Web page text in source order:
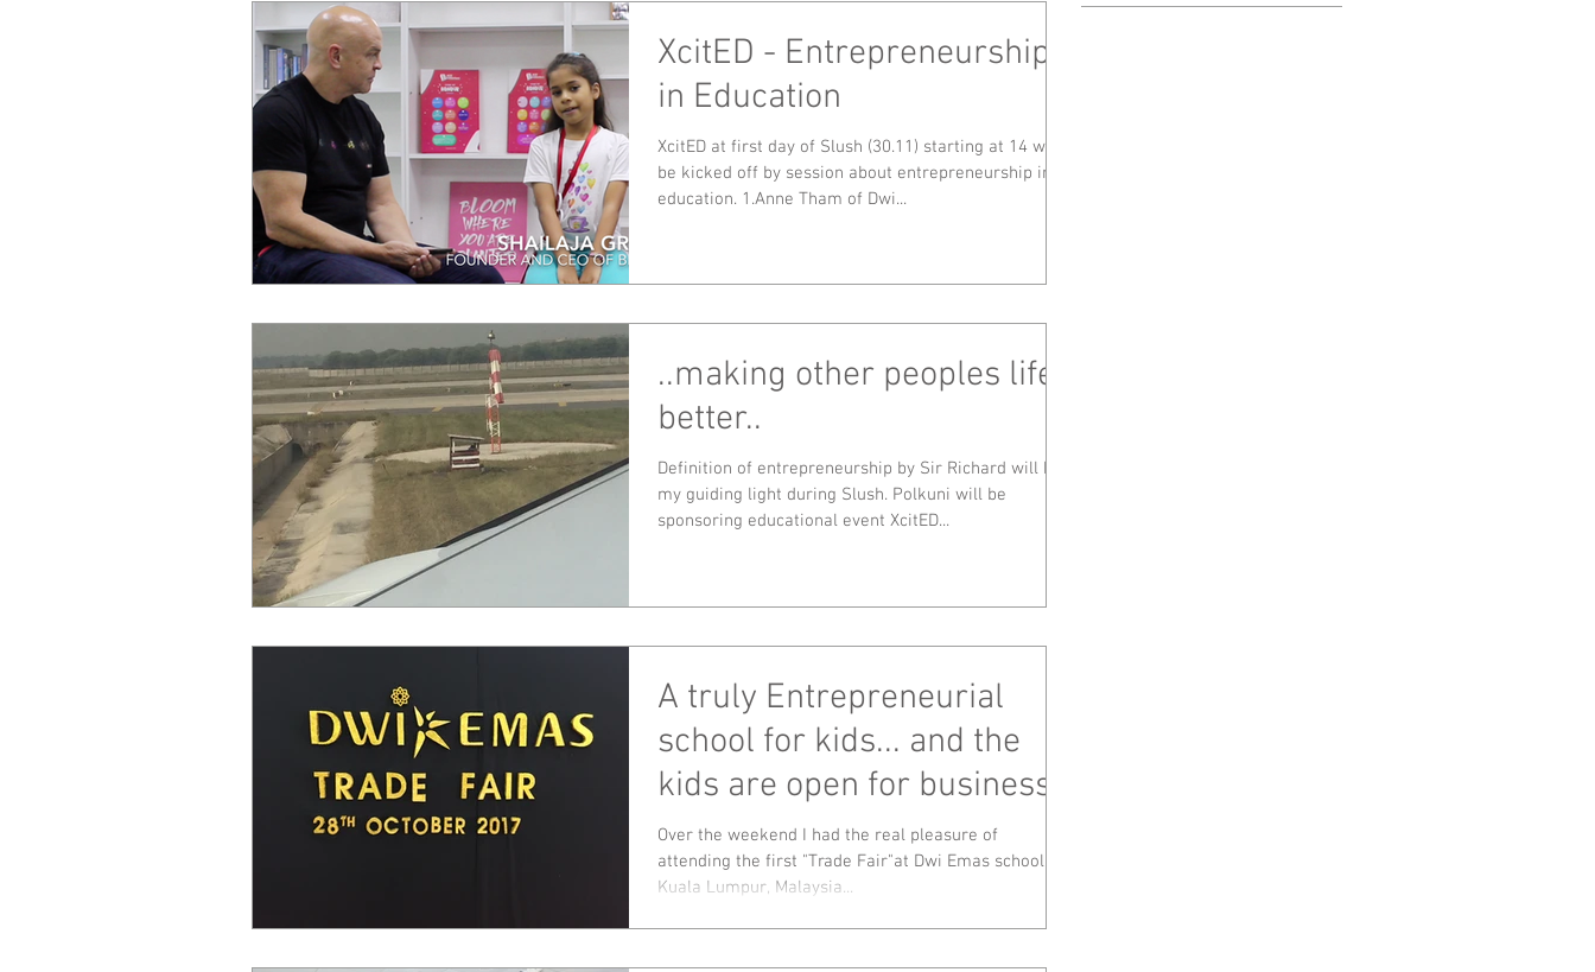
XcitED - Entrepreneurship
in Education
XcitED at first day of Slush (30.11) starting at 14 will
be kicked off by session about entrepreneurship in
education. 1.Anne Tham of Dwi...
..making other peoples life
better..
Definition of entrepreneurship by Sir Richard will be
my guiding light during Slush. Polkuni will be
sponsoring educational event XcitED...
A truly Entrepreneurial
school for kids... and the
kids are open for business.
Over the weekend I had the real pleasure of
attending the first "Trade Fair"at Dwi Emas school
Kuala Lumpur, Malaysia...